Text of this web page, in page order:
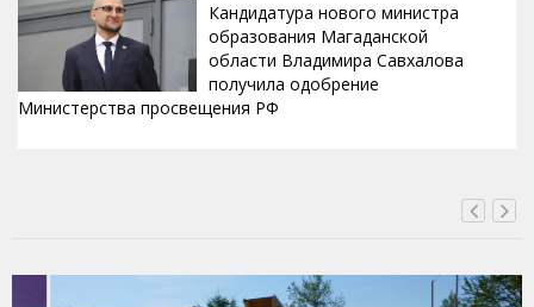
Кандидатура нового министра
образования Магаданской
области Владимира Савхалова
получила одобрение
Министерства просвещения РФ